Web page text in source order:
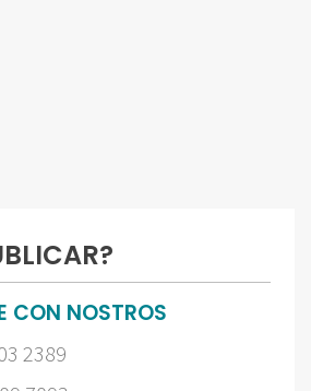
CON NOSTROS
2389